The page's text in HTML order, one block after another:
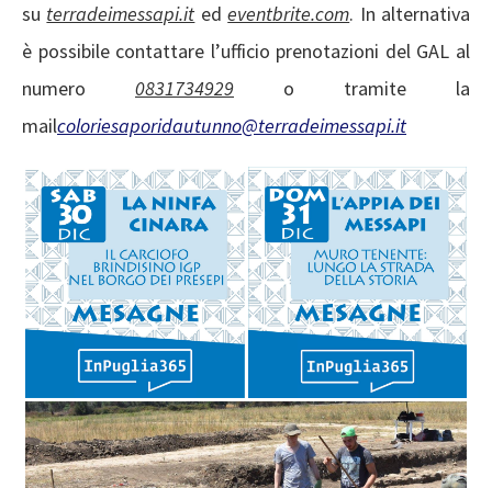
su terradeimessapi.it edeventbrite.com. In alternativa
è possibile contattare l’ufficio prenotazioni del GAL al
numero 0831734929 o tramite la
mailcoloriesaporidautunno@terradeimessapi.it